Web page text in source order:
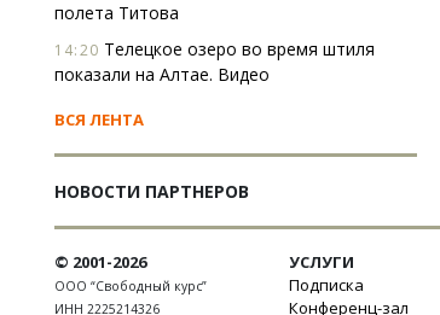
полета Титова
14:20 Телецкое озеро во время штиля
показали на Алтае. Видео
ВСЯ ЛЕНТА
НОВОСТИ ПАРТНЕРОВ
© 2001-2026
ООО “Свободный курс”
ИНН 2225214326
УСЛУГИ
Подписка
Конференц-зал